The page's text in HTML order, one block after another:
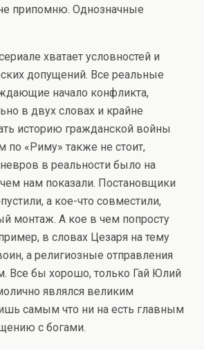
припомню. Однозначные
хватает условностей и
допущений. Все реальные
начало конфликта,
в двух словах и крайне
историю гражданской войны
по «Риму» также не стоит,
в реальности было на
нам показали. Постановщики
а кое-что совместили,
монтаж. А кое в чем попросту
в словах Цезаря на тему
а религиозные отправления
Все бы хорошо, только Гай Юлий
являлся великим
самым что ни на есть главным
с богами.